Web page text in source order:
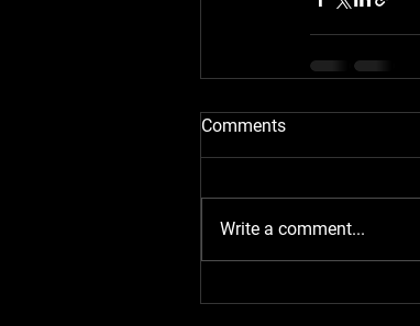
Comments
Write a comment...